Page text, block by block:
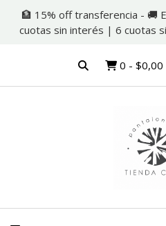
🏦 15% off transferencia - 🚚
cuotas sin interés | 6 cuotas
0 - $0,00